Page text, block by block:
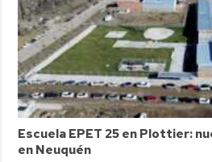
Escuela EPET 25 en Plottier:
en Neuquén